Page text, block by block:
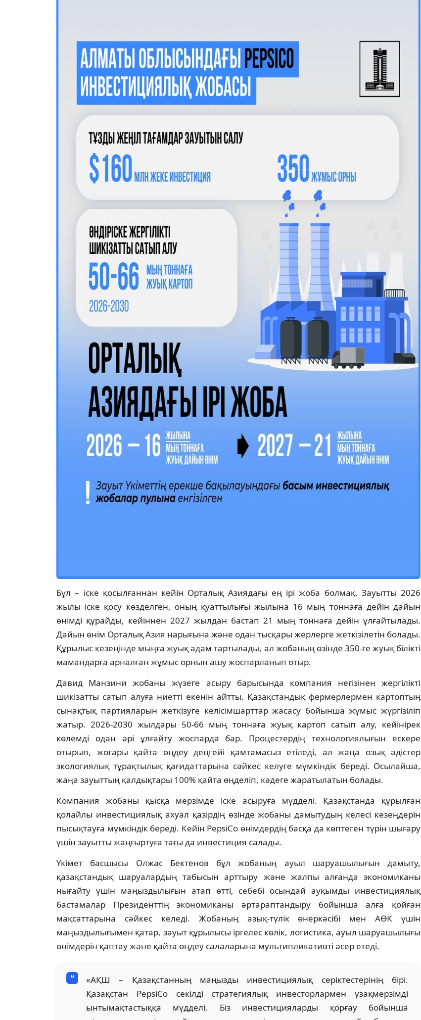
Бұл – іске қосылғаннан кейін Орталық Азиядағы ең ірі жоба болмақ. Зауытты 2026
жылы іске қосу көзделген, оның қуаттылығы жылына 16 мың тоннаға дейін дайын
өнімді құрайды, кейіннен 2027 жылдан бастап 21 мың тоннаға дейін ұлғайтылады.
Дайын өнім Орталық Азия нарығына және одан тысқары жерлерге жеткізілетін болады.
Құрылыс кезеңінде мыңға жуық адам тартылады, ал жобаның өзінде 350-ге жуық білікті
мамандарға арналған жұмыс орнын ашу жоспарланып отыр.
Давид Манзини жобаны жүзеге асыру барысында компания негізінен жергілікті
шикізатты сатып алуға ниетті екенін айтты. Қазақстандық фермерлермен картоптың
сынақтық партияларын жеткізуге келісімшарттар жасасу бойынша жұмыс жүргізіліп
жатыр. 2026-2030 жылдары 50-66 мың тоннаға жуық картоп сатып алу, кейінірек
көлемді одан әрі ұлғайту жоспарда бар. Процестердің технологиялығын ескере
отырып, жоғары қайта өңдеу деңгейі қамтамасыз етіледі, ал жаңа озық әдістер
экологиялық тұрақтылық қағидаттарына сәйкес келуге мүмкіндік береді. Осылайша,
жаңа зауыттың қалдықтары 100% қайта өңделіп, кәдеге жаратылатын болады.
Компания жобаны қысқа мерзімде іске асыруға мүдделі. Қазақстанда құрылған
қолайлы инвестициялық ахуал қазірдің өзінде жобаны дамытудың келесі кезеңдерін
пысықтауға мүмкіндік береді. Кейін PepsiCo өнімдердің басқа да көптеген түрін шығару
үшін зауытты жаңғыртуға тағы да инвестиция салады.
Үкімет басшысы Олжас Бектенов бұл жобаның ауыл шаруашылығын дамыту,
қазақстандық шаруалардың табысын арттыру және жалпы алғанда экономиканы
нығайту үшін маңыздылығын атап өтті, себебі осындай ауқымды инвестициялық
бастамалар Президенттің экономиканы әртараптандыру бойынша алға қойған
мақсаттарына сәйкес келеді. Жобаның азық-түлік өнеркәсібі мен АӨК үшін
маңыздылығымен қатар, зауыт құрылысы іргелес көлік, логистика, ауыл шаруашылығы
өнімдерін қаптау және қайта өңдеу салаларына мультипликативті әсер етеді.
«АҚШ – Қазақстанның маңызды инвестициялық серіктестерінің бірі.
Қазақстан PepsiCo секілді стратегиялық инвесторлармен ұзақмерзімді
ынтымақтастыққа мүдделі. Біз инвестицияларды қорғау бойынша